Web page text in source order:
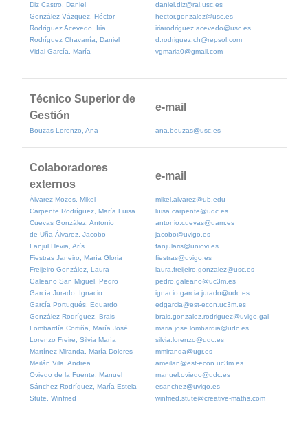
Diz Castro, Daniel
daniel.diz@rai.usc.es
González Vázquez, Héctor
hector.gonzalez@usc.es
Rodríguez Acevedo, Iria
iriarodriguez.acevedo@usc.es
Rodríguez Chavarría, Daniel
d.rodriguez.ch@repsol.com
Vidal García, María
vgmaria0@gmail.com
Técnico Superior de
Gestión
e-mail
Bouzas Lorenzo, Ana ana.bouzas@usc.es
Colaboradores
externos
e-mail
Álvarez Mozos, Mikel
mikel.alvarez@ub.edu
Carpente Rodríguez, María Luisa
luisa.carpente@udc.es
Cuevas González, Antonio
antonio.cuevas@uam.es
de Uña Álvarez, Jacobo
jacobo@uvigo.es
Fanjul Hevia, Arís
fanjularis@uniovi.es
Fiestras Janeiro, María Gloria
fiestras@uvigo.es
Freijeiro González, Laura
laura.freijeiro.gonzalez@usc.es
Galeano San Miguel, Pedro
pedro.galeano@uc3m.es
García Jurado, Ignacio
ignacio.garcia.jurado@udc.es
García Portugués, Eduardo
edgarcia@est-econ.uc3m.es
González Rodríguez, Brais
brais.gonzalez.rodriguez@uvigo.gal
Lombardía Cortiña, María José
maria.jose.lombardia@udc.es
Lorenzo Freire, Silvia María
silvia.lorenzo@udc.es
Martínez Miranda, María Dolores
mmiranda@ugr.es
Meilán Vila, Andrea
ameilan@est-econ.uc3m.es
Oviedo de la Fuente, Manuel
manuel.oviedo@udc.es
Sánchez Rodríguez, María Estela
esanchez@uvigo.es
Stute, Winfried
winfried.stute@creative-maths.com